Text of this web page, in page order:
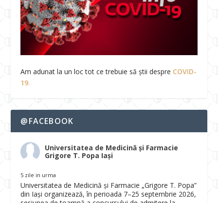
Am adunat la un loc tot ce trebuie să știi despre COVID-
19.
@FACEBOOK
Universitatea de Medicină și Farmacie
Grigore T. Popa Iași
5 zile in urma
Universitatea de Medicină și Farmacie „Grigore T. Popa”
din Iași organizează, în perioada 7–25 septembrie 2026,